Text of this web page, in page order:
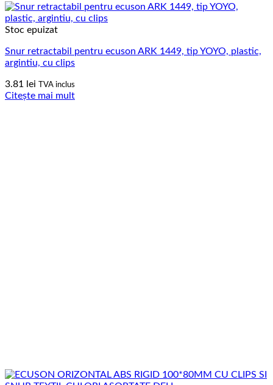
Stoc epuizat
Snur retractabil pentru ecuson ARK 1449, tip YOYO, plastic,
argintiu, cu clips
3.81 lei TVA inclus
Citește mai mult